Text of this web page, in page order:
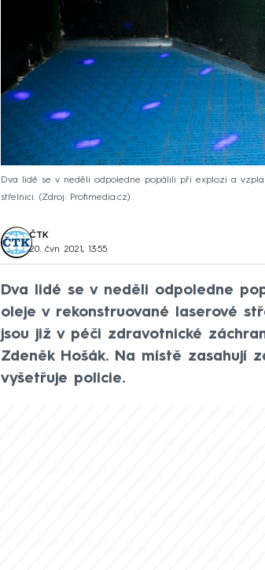
Dva lidé se v neděli odpoledne popálili při explozi a
střelnici.
Zdroj: Profimedia.cz
ČTK
20. čvn 2021, 13:55
Dva lidé se v neděli odpoledne
oleje v rekonstruované laserové
jsou již v péči zdravotnické
Zdeněk Hošák. Na místě zasahují
vyšetřuje policie.